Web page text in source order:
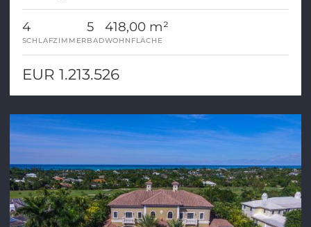
4
SCHLAFZIMMER
5
BAD
418,00 m²
WOHNFLÄCHE
EUR 1.213.526